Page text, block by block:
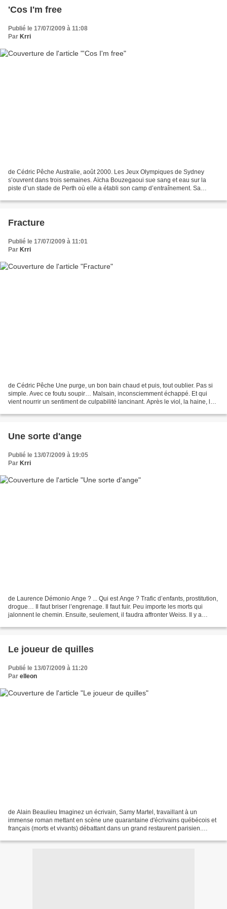
'Cos I'm free
Publié le 17/07/2009 à 11:08
Par Krri
de Cédric Pêche Australie, août 2000. Les Jeux Olympiques de Sydney
s’ouvrent dans trois semaines. Aïcha Bouzegaoui sue sang et eau sur la
piste d’un stade de Perth où elle a établi son camp d’entraînement. Sa
Fracture
Publié le 17/07/2009 à 11:01
Par Krri
de Cédric Pêche Une purge, un bon bain chaud et puis, tout oublier. Pas si
simple. Avec ce foutu soupir… Malsain, inconsciemment échappé. Et qui
vient nourrir un sentiment de culpabilité lancinant. Après le viol, la haine, le
Une sorte d'ange
Publié le 13/07/2009 à 19:05
Par Krri
de Laurence Démonio Ange ? ... Qui est Ange ? Trafic d’enfants, prostitution,
drogue… Il faut briser l’engrenage. Il faut fuir. Peu importe les morts qui
jalonnent le chemin. Ensuite, seulement, il faudra affronter Weiss. Il y a
Le joueur de quilles
Publié le 13/07/2009 à 11:20
Par elleon
de Alain Beaulieu Imaginez un écrivain, Samy Martel, travaillant à un
immense roman mettant en scène une quarantaine d'écrivains québécois et
français (morts et vivants) débattant dans un grand restaurent parisien.